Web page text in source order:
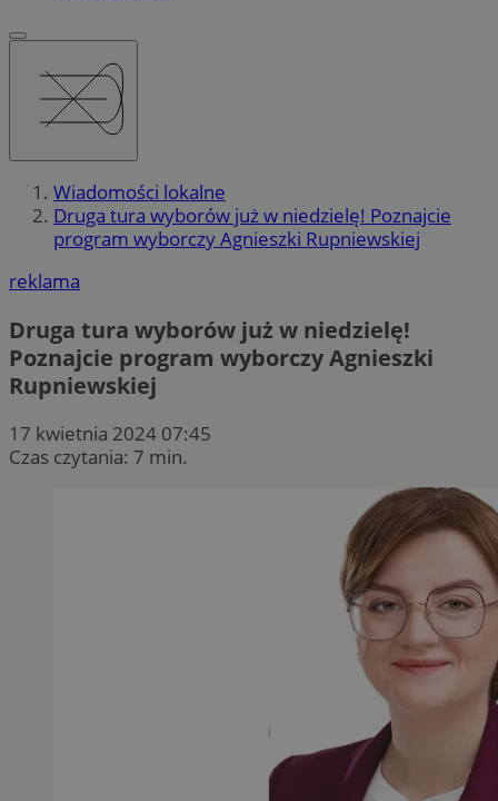
Wiadomości lokalne
Druga tura wyborów już w niedzielę! Poznajcie
program wyborczy Agnieszki Rupniewskiej
reklama
Druga tura wyborów już w niedzielę!
Poznajcie program wyborczy Agnieszki
Rupniewskiej
17 kwietnia 2024 07:45
Czas czytania: 7 min.